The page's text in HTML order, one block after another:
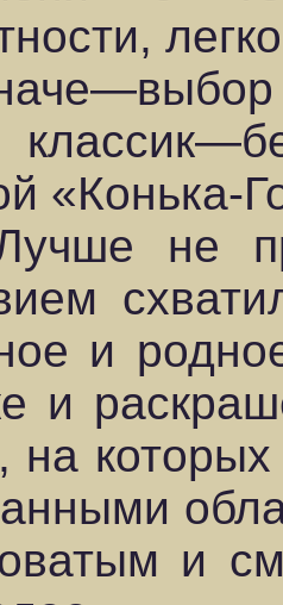
«Конька-
Лучше не
и
и
на
и